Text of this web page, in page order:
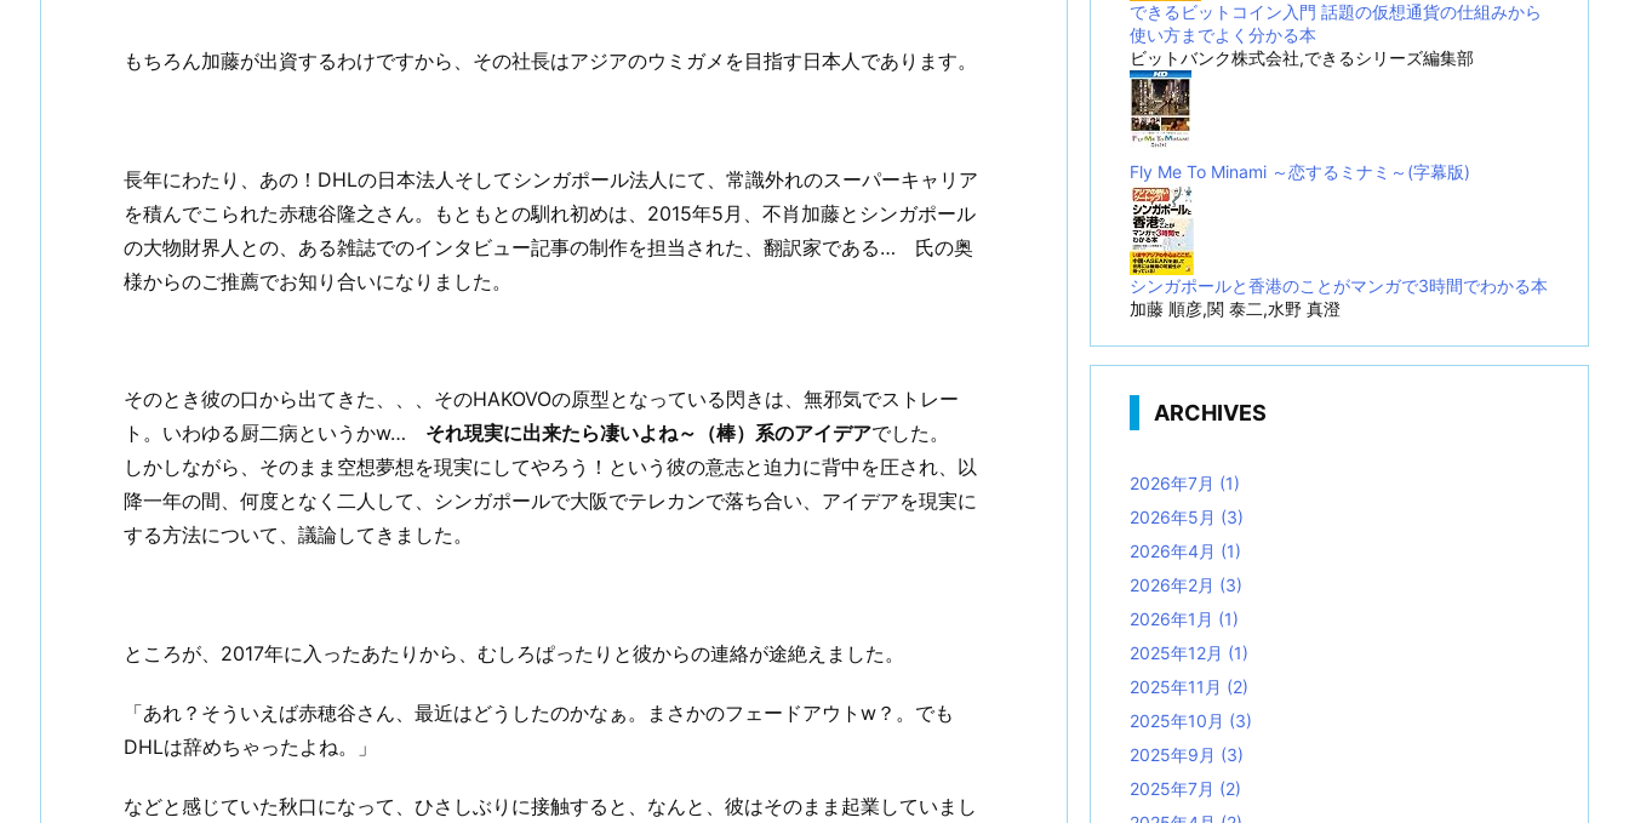
もちろん加藤が出資するわけですから、その社長はアジアのウミガメを目指す日本人であります。
長年にわたり、あの！DHLの日本法人そしてシンガポール法人にて、常識外れのスーパーキャリア
を積んでこられた赤穂谷隆之さん。もともとの馴れ初めは、2015年5月、不肖加藤とシンガポール
の大物財界人との、ある雑誌でのインタビュー記事の制作を担当された、翻訳家である… 氏の奥
様からのご推薦でお知り合いになりました。
そのとき彼の口から出てきた、、、そのHAKOVOの原型となっている閃きは、無邪気でストレー
ト。いわゆる厨二病というかw… それ現実に出来たら凄いよね～（棒）系のアイデアでした。
しかしながら、そのまま空想夢想を現実にしてやろう！という彼の意志と迫力に背中を圧され、以
降一年の間、何度となく二人して、シンガポールで大阪でテレカンで落ち合い、アイデアを現実に
する方法について、議論してきました。
ところが、2017年に入ったあたりから、むしろぱったりと彼からの連絡が途絶えました。
「あれ？そういえば赤穂谷さん、最近はどうしたのかなぁ。まさかのフェードアウトw？。でも
DHLは辞めちゃったよね。」
などと感じていた秋口になって、ひさしぶりに接触すると、なんと、彼はそのまま起業していまし
できるビットコイン入門 話題の仮想通貨の仕組みから
使い方までよく分かる本
ビットバンク株式会社,できるシリーズ編集部
Fly Me To Minami ～恋するミナミ～(字幕版)
シンガポールと香港のことがマンガで3時間でわかる本
加藤 順彦,関 泰二,水野 真澄
ARCHIVES
2026年7月 (1)
2026年5月 (3)
2026年4月 (1)
2026年2月 (3)
2026年1月 (1)
2025年12月 (1)
2025年11月 (2)
2025年10月 (3)
2025年9月 (3)
2025年7月 (2)